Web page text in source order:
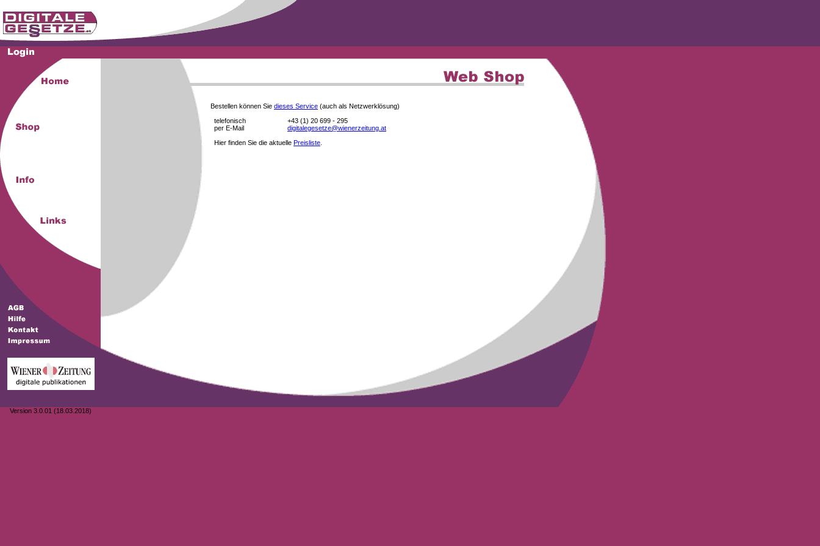
Version 3.0.01 (18.03.2018)
Bestellen können Sie dieses Service (auch als Netzwerklösung)
telefonisch
+43 (1) 20 699 - 295
per E-Mail
digitalegesetze@wienerzeitung.at
Hier finden Sie die aktuelle Preisliste